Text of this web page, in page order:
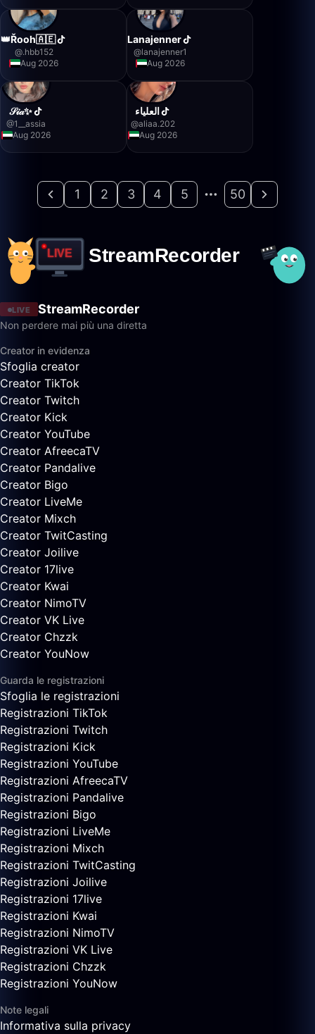
👑Řooh🇦🇪
@.hbb152
Aug 2026
Lanajenner
@lanajenner1
Aug 2026
𝒮𝒾𝒶✨
@1__assia
Aug 2026
العلياء
@aliaa.202
Aug 2026
1 2 3 4 5 50
LIVE StreamRecorder
Non perdere mai più una diretta
Creator in evidenza
Sfoglia creator
Creator TikTok
Creator Twitch
Creator Kick
Creator YouTube
Creator AfreecaTV
Creator Pandalive
Creator Bigo
Creator LiveMe
Creator Mixch
Creator TwitCasting
Creator Joilive
Creator 17live
Creator Kwai
Creator NimoTV
Creator VK Live
Creator Chzzk
Creator YouNow
Guarda le registrazioni
Sfoglia le registrazioni
Registrazioni TikTok
Registrazioni Twitch
Registrazioni Kick
Registrazioni YouTube
Registrazioni AfreecaTV
Registrazioni Pandalive
Registrazioni Bigo
Registrazioni LiveMe
Registrazioni Mixch
Registrazioni TwitCasting
Registrazioni Joilive
Registrazioni 17live
Registrazioni Kwai
Registrazioni NimoTV
Registrazioni VK Live
Registrazioni Chzzk
Registrazioni YouNow
Note legali
Informativa sulla privacy